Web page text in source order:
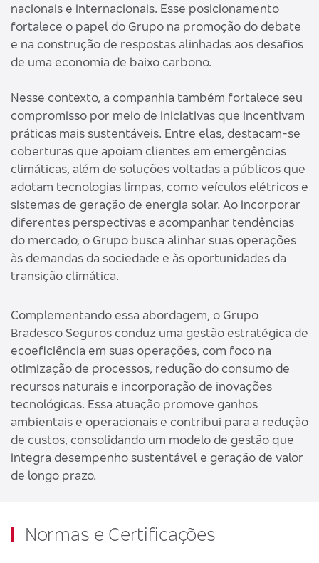
nacionais e internacionais. Esse posicionamento
fortalece o papel do Grupo na promoção do debate
e na construção de respostas alinhadas aos desafios
de uma economia de baixo carbono.
Nesse contexto, a companhia também fortalece seu
compromisso por meio de iniciativas que incentivam
práticas mais sustentáveis. Entre elas, destacam-se
coberturas que apoiam clientes em emergências
climáticas, além de soluções voltadas a públicos que
adotam tecnologias limpas, como veículos elétricos e
sistemas de geração de energia solar. Ao incorporar
diferentes perspectivas e acompanhar tendências
do mercado, o Grupo busca alinhar suas operações
às demandas da sociedade e às oportunidades da
transição climática.
Complementando essa abordagem, o Grupo
Bradesco Seguros conduz uma gestão estratégica de
ecoeficiência em suas operações, com foco na
otimização de processos, redução do consumo de
recursos naturais e incorporação de inovações
tecnológicas. Essa atuação promove ganhos
ambientais e operacionais e contribui para a redução
de custos, consolidando um modelo de gestão que
integra desempenho sustentável e geração de valor
de longo prazo.
Normas e Certificações